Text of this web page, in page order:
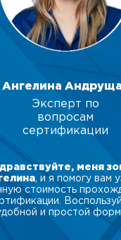
Ангелина
Эксперт по
вопросам
сертификации
меня
, и я помогу вам
стоимость
и простой